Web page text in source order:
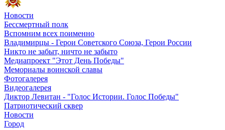
Новости
Бессмертный полк
Вспомним всех поименно
Владимирцы - Герои Советского Союза, Герои России
Никто не забыт, ничто не забыто
Медиапроект "Этот День Победы"
Мемориалы воинской славы
Фотогалерея
Видеогалерея
Диктор Левитан - "Голос Истории. Голос Победы"
Патриотический сквер
Новости
Город